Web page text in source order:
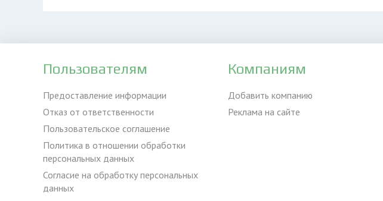
Пользователям
Предоставление информации
Отказ от ответственности
Пользовательское соглашение
Политика в отношении обработки
персональных данных
Согласие на обработку персональных
данных
Компаниям
Добавить компанию
Реклама на сайте